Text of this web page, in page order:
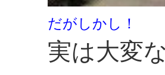
だがしかし！
実は大変